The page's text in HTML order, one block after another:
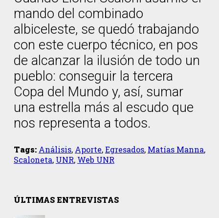
mando del combinado
albiceleste, se quedó trabajando
con este cuerpo técnico, en pos
de alcanzar la ilusión de todo un
pueblo: conseguir la tercera
Copa del Mundo y, así, sumar
una estrella más al escudo que
nos representa a todos.
Tags: Análisis, Aporte,Egresados, Matías Manna,
Scaloneta, UNR, Web UNR
ÚLTIMAS ENTREVISTAS